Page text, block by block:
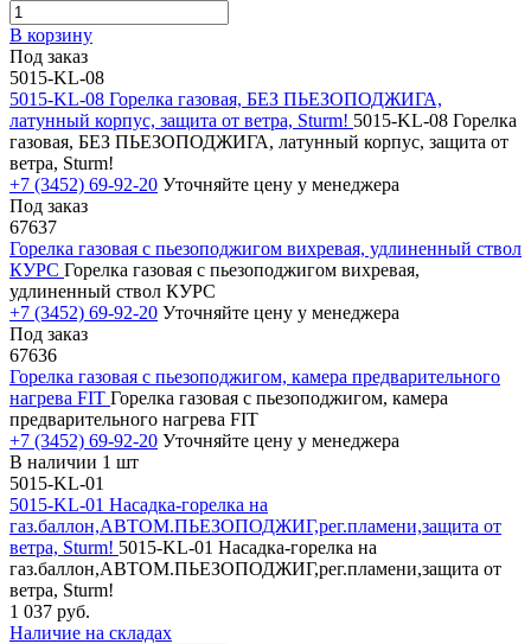
В корзину
Под заказ
5015-KL-08
5015-KL-08 Горелка газовая, БЕЗ ПЬЕЗОПОДЖИГА,
латунный корпус, защита от ветра, Sturm! 5015-KL-08 Горелка
газовая, БЕЗ ПЬЕЗОПОДЖИГА, латунный корпус, защита от
ветра, Sturm!
+7 (3452) 69-92-20 Уточняйте цену у менеджера
Под заказ
67637
Горелка газовая с пьезоподжигом вихревая, удлиненный ствол
КУРС Горелка газовая с пьезоподжигом вихревая,
удлиненный ствол КУРС
+7 (3452) 69-92-20 Уточняйте цену у менеджера
Под заказ
67636
Горелка газовая с пьезоподжигом, камера предварительного
нагрева FIT Горелка газовая с пьезоподжигом, камера
предварительного нагрева FIT
+7 (3452) 69-92-20 Уточняйте цену у менеджера
В наличии 1 шт
5015-KL-01
5015-KL-01 Насадка-горелка на
газ.баллон,АВТОМ.ПЬЕЗОПОДЖИГ,рег.пламени,защита от
ветра, Sturm! 5015-KL-01 Насадка-горелка на
газ.баллон,АВТОМ.ПЬЕЗОПОДЖИГ,рег.пламени,защита от
ветра, Sturm!
1 037 руб.
Наличие на складах